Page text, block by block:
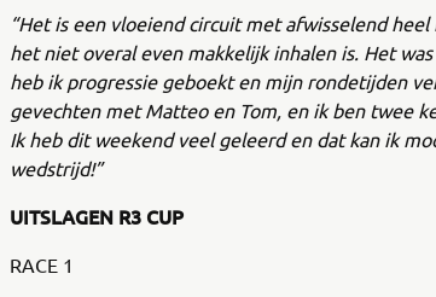
“Het is een vloeiend circuit met afwisselend
het niet overal even makkelijk inhalen is. Het
heb ik progressie geboekt en mijn rondetijden
gevechten met Matteo en Tom, en ik ben twee
Ik heb dit weekend veel geleerd en dat kan ik
wedstrijd!”
UITSLAGEN R3 CUP
RACE 1